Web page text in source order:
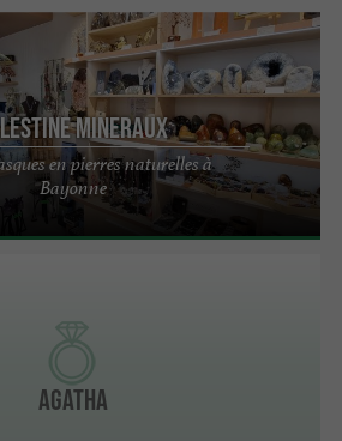
Mineraux
en pierres naturelles à
Bayonne
Agatha